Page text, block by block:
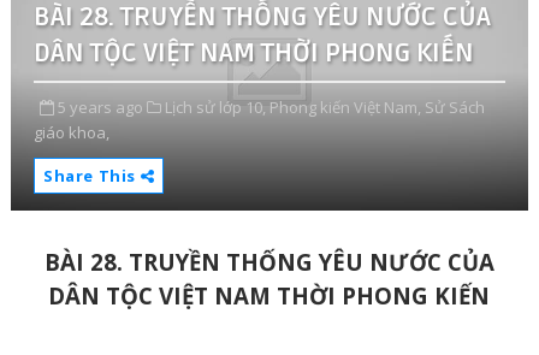
BÀI 28. TRUYỀN THỐNG YÊU NƯỚC CỦA
DÂN TỘC VIỆT NAM THỜI PHONG KIẾN
5 years ago Lịch sử lớp 10, Phong kiến Việt Nam, Sử Sách
giáo khoa,
Share This
BÀI 28. TRUYỀN THỐNG YÊU NƯỚC CỦA
DÂN TỘC VIỆT NAM THỜI PHONG KIẾN